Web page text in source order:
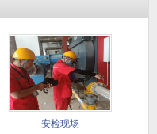
安检现场